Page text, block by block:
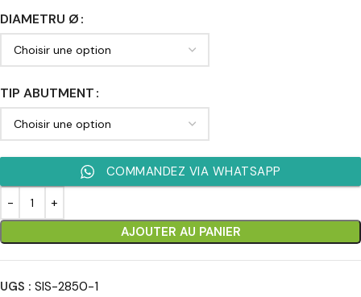
DIAMETRU Ø
TIP ABUTMENT
AJOUTER AU PANIER
COMMANDEZ VIA WHATSAPP
UGS : SIS-2850-1